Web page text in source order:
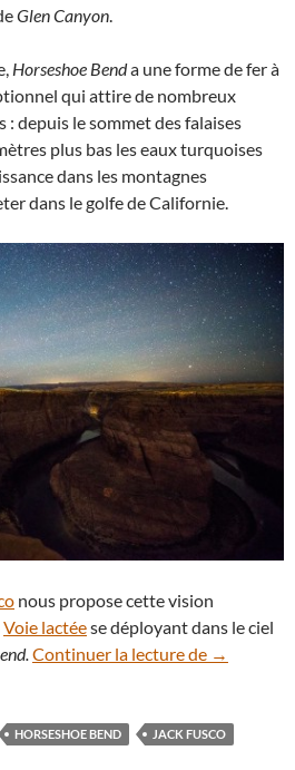
Glen Canyon.
Horseshoe Benda une forme de fer à
qui attire de nombreux
depuis le sommet des falaises
plus bas les eaux turquoises
dans les montagnes
dans le golfe de Californie.
nous propose cette vision
Voie lactéese déployant dans le ciel
Continuer la lecture de →
HORSESHOE BEND
JACK FUSCO